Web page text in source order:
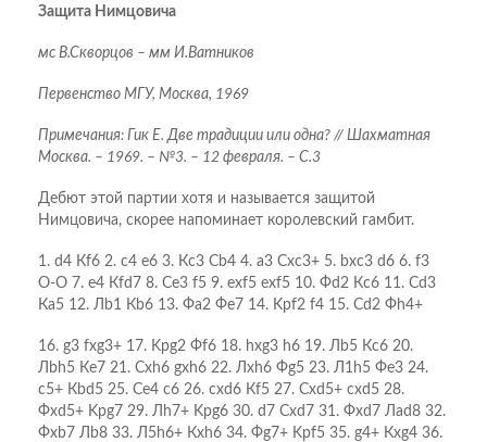
Защита Нимцовича
мс В.Скворцов – мм И.Ватников
Первенство МГУ, Москва, 1969
Примечания: Гик Е. Две традиции или одна? // Шахматная
Москва. – 1969. – №3. – 12 февраля. – С.3
Дебют этой партии хотя и называется защитой
Нимцовича, скорее напоминает королевский гамбит.
1. d4 Кf6 2. c4 e6 3. Кc3 Сb4 4. a3 Сxc3+ 5. bxc3 d6 6. f3
O-O 7. e4 Кfd7 8. Сe3 f5 9. exf5 exf5 10. Фd2 Кc6 11. Сd3
Кa5 12. Лb1 Кb6 13. Фa2 Фe7 14. Kрf2 f4 15. Сd2 Фh4+
16. g3 fxg3+ 17. Kрg2 Фf6 18. hxg3 h6 19. Лb5 Кc6 20.
Лbh5 Кe7 21. Сxh6 gxh6 22. Лxh6 Фg5 23. Л1h5 Фe3 24.
c5+ Кbd5 25. Сe4 c6 26. cxd6 Кf5 27. Сxd5+ cxd5 28.
Фxd5+ Kрg7 29. Лh7+ Kрg6 30. d7 Сxd7 31. Фxd7 Лad8 32.
Фxb7 Лb8 33. Л5h6+ Кxh6 34. Фg7+ Kрf5 35. g4+ Кxg4 36.